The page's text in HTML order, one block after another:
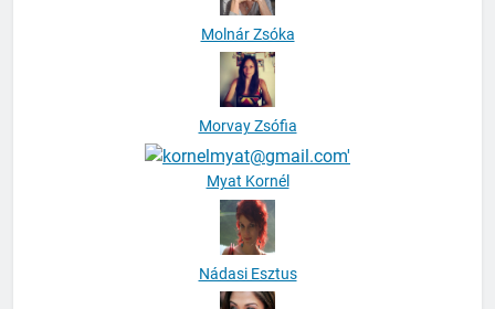
Molnár Zsóka
Morvay Zsófia
Myat Kornél
Nádasi Esztus